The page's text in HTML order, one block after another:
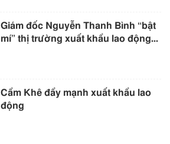
Giám đốc Nguyễn Thanh Bình “bật
mí” thị trường xuất khẩu lao động...
Cẩm Khê đẩy mạnh xuất khẩu lao
động